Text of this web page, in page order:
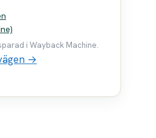
i Wayback Machine.
→